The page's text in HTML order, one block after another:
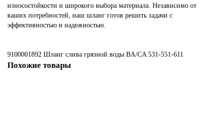
износостойкости и широкого выбора материала. Независимо от
ваших потребностей, наш шланг готов решить задачи с
эффективностью и надежностью.
9100001892 Шланг слива грязной воды BA/CA 531-551-611
Похожие товары